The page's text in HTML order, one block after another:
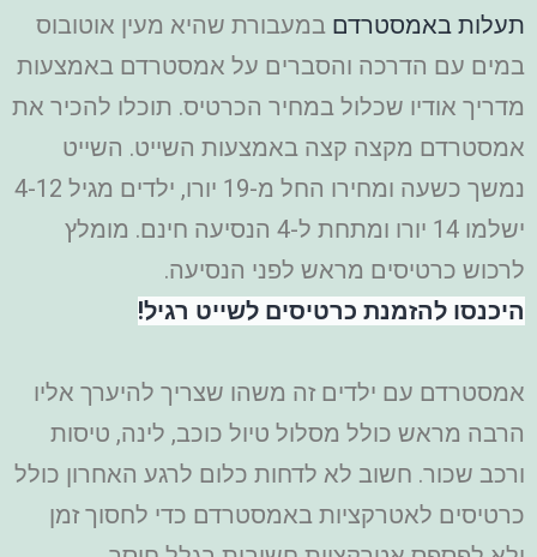
תעלות באמסטרדם במעבורת שהיא מעין אוטובוס
במים עם הדרכה והסברים על אמסטרדם באמצעות
מדריך אודיו שכלול במחיר הכרטיס. תוכלו להכיר את
אמסטרדם מקצה קצה באמצעות השייט. השייט
נמשך כשעה ומחירו החל מ-19 יורו, ילדים מגיל 4-12
ישלמו 14 יורו ומתחת ל-4 הנסיעה חינם. מומלץ
לרכוש כרטיסים מראש לפני הנסיעה.
היכנסו להזמנת כרטיסים לשייט רגיל!
אמסטרדם עם ילדים זה משהו שצריך להיערך אליו
הרבה מראש כולל מסלול טיול כוכב, לינה, טיסות
ורכב שכור. חשוב לא לדחות כלום לרגע האחרון כולל
כרטיסים לאטרקציות באמסטרדם כדי לחסוך זמן